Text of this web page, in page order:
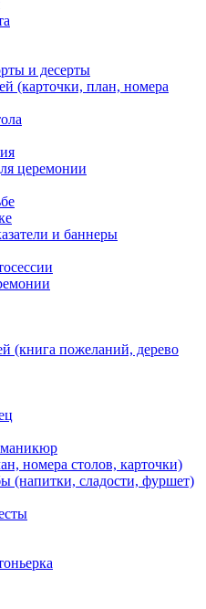
и десерты
(карточки, план, номера
церемонии
и баннеры
(книга пожеланий, дерево
номера столов, карточки)
(напитки, сладости, фуршет)